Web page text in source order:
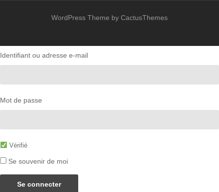
WordPress Theme by CactusThemes
Identifiant ou adresse e-mail
Mot de passe
Vérifié
Se souvenir de moi
Se connecter